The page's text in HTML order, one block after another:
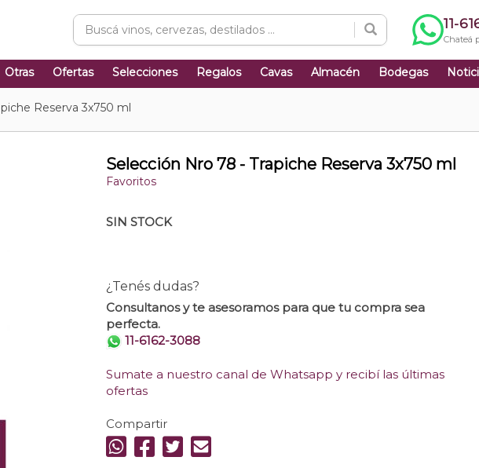
11-
Chateá
Otras Ofertas Selecciones Regalos Cavas Almacén Bodegas
Reserva 3x750 ml
Selección Nro 78 - Trapiche Reserva 3x750 ml
Favoritos
SIN STOCK
¿Tenés dudas?
Consultanos y te asesoramos para que tu compra sea
perfecta.
11-6162-3088
Sumate a nuestro canal de Whatsapp y recibí las últimas
ofertas
Compartir